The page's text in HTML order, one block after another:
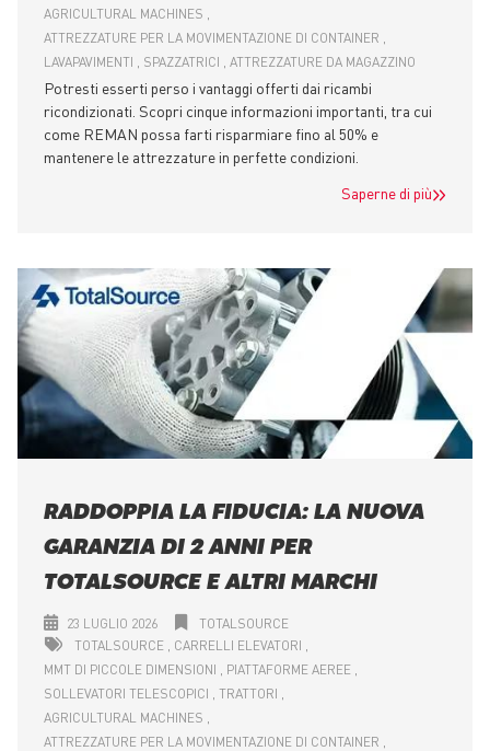
AGRICULTURAL MACHINES
ATTREZZATURE PER LA MOVIMENTAZIONE DI CONTAINER
LAVAPAVIMENTI
SPAZZATRICI ATTREZZATURE DA MAGAZZINO
Potresti esserti perso i vantaggi offerti dai ricambi
ricondizionati. Scopri cinque informazioni importanti, tra cui
come REMAN possa farti risparmiare fino al 50% e
mantenere le attrezzature in perfette condizioni.
Saperne di più
RADDOPPIA LA FIDUCIA: LA NUOVA
GARANZIA DI 2 ANNI PER
TOTALSOURCE E ALTRI MARCHI
23 LUGLIO 2026
TOTALSOURCE
TOTALSOURCE
CARRELLI ELEVATORI
MMT DI PICCOLE DIMENSIONI
PIATTAFORME AEREE
SOLLEVATORI TELESCOPICI
TRATTORI
AGRICULTURAL MACHINES
ATTREZZATURE PER LA MOVIMENTAZIONE DI CONTAINER